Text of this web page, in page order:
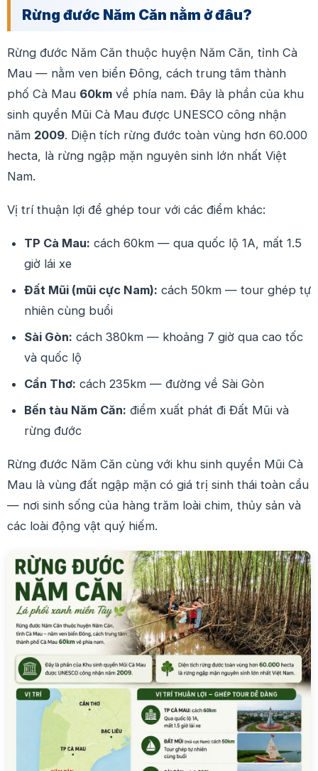
Rừng đước Năm Căn nằm ở đâu?
Rừng đước Năm Căn thuộc huyện Năm Căn, tỉnh Cà
Mau — nằm ven biển Đông, cách trung tâm thành
phố Cà Mau 60km về phía nam. Đây là phần của khu
sinh quyển Mũi Cà Mau được UNESCO công nhận
năm 2009. Diện tích rừng đước toàn vùng hơn 60.000
hecta, là rừng ngập mặn nguyên sinh lớn nhất Việt
Nam.
Vị trí thuận lợi để ghép tour với các điểm khác:
TP Cà Mau: cách 60km — qua quốc lộ 1A, mất 1.5
giờ lái xe
Đất Mũi (mũi cực Nam): cách 50km — tour ghép tự
nhiên cùng buổi
Sài Gòn: cách 380km — khoảng 7 giờ qua cao tốc
và quốc lộ
Cần Thơ: cách 235km — đường về Sài Gòn
Bến tàu Năm Căn: điểm xuất phát đi Đất Mũi và
rừng đước
Rừng đước Năm Căn cùng với khu sinh quyển Mũi Cà
Mau là vùng đất ngập mặn có giá trị sinh thái toàn cầu
— nơi sinh sống của hàng trăm loài chim, thủy sản và
các loài động vật quý hiếm.